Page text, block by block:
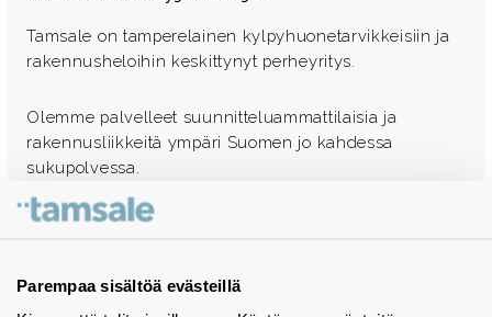
Parempaa sisältöä evästeillä
Tamsale on tamperelainen kylpyhuonetarvikkeisiin ja
rakennusheloihin keskittynyt perheyritys.
Olemme palvelleet suunnitteluammattilaisia ja
rakennusliikkeitä ympäri Suomen jo kahdessa
sukupolvessa.
Ota yhteyttä - autamme mielellämme
Tuotekuvastot